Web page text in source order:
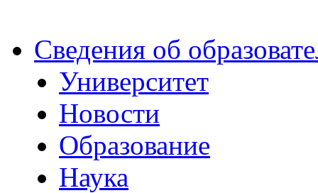
Сведения об
Университет
Новости
Образование
Наука